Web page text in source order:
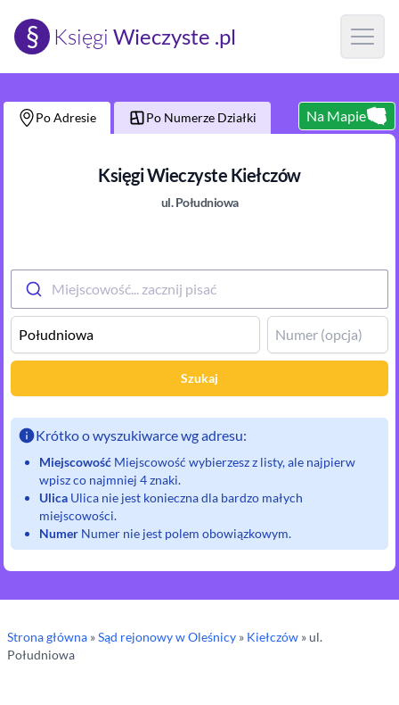
§ Księgi Wieczyste .pl Open
Po Adresie Po Numerze Działki Na Mapie
Księgi Wieczyste Kiełczów
ul.Południowa
Miejscowość... zacznij pisać
Szukaj
Krótko o wyszukiwarce wg adresu:
Miejscowość Miejscowość wybierzesz z listy, ale najpierw
wpisz co najmniej 4 znaki.
Ulica Ulica nie jest konieczna dla bardzo małych
miejscowości.
Numer Numer nie jest polem obowiązkowym.
Strona główna »Sąd rejonowyw Oleśnicy » Kiełczów » ul.
Południowa